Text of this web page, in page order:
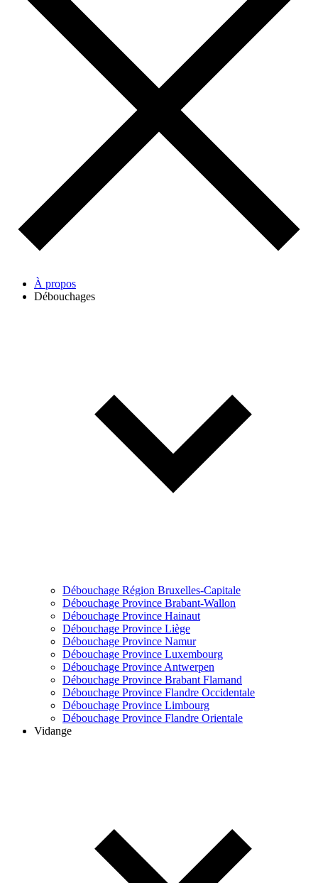
À propos
Débouchages
Débouchage Région Bruxelles-Capitale
Débouchage Province Brabant-Wallon
Débouchage Province Hainaut
Débouchage Province Liège
Débouchage Province Namur
Débouchage Province Luxembourg
Débouchage Province Antwerpen
Débouchage Province Brabant Flamand
Débouchage Province Flandre Occidentale
Débouchage Province Limbourg
Débouchage Province Flandre Orientale
Vidange